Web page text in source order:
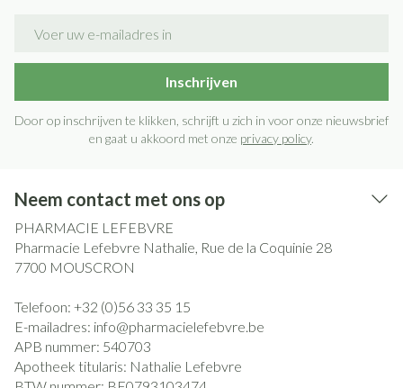
Inschrijven
Door op inschrijven te klikken, schrijft u zich in voor onze nieuwsbrief
en gaat u akkoord met onze privacy policy.
Neem contact met ons op
PHARMACIE LEFEBVRE
Pharmacie Lefebvre Nathalie, Rue de la Coquinie 28
7700 MOUSCRON
Telefoon: +32 (0)56 33 35 15
E-mailadres: info@pharmacielefebvre.be
APB nummer: 540703
Apotheek titularis: Nathalie Lefebvre